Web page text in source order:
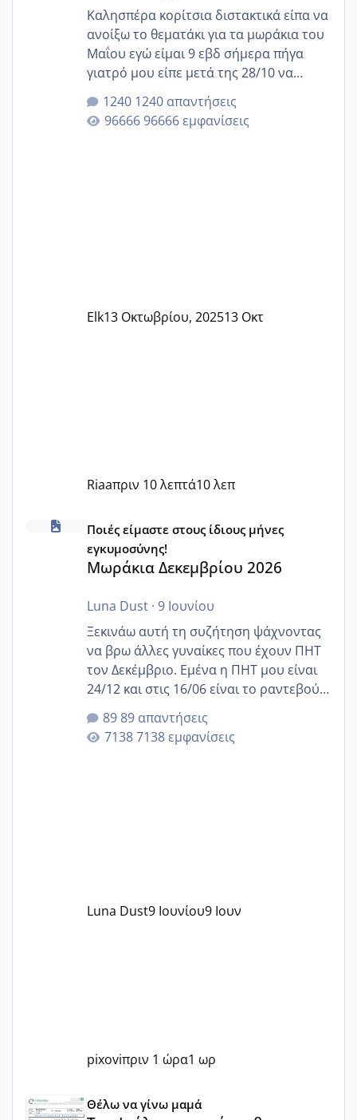
Καλησπέρα κορίτσια διστακτικά είπα να
ανοίξω το θεματάκι για τα μωράκια του
Μαΐου εγώ είμαι 9 εβδ σήμερα πήγα
γιατρό μου είπε μετά της 28/10 να
κλείσω ραντεβού για την αυχενική είναι
καμιά άλλη κοπέλα να γεννάει Μάιο ;;
1240 απαντήσεις
96666 εμφανίσεις
Elk13 Οκτωβρίου, 202513 Οκτ
Riaaπριν 10 λεπτά10 λεπ
Μωράκια Δεκεμβρίου 2026
Ποιές είμαστε στους ίδιους μήνες
εγκυμοσύνης!
Μωράκια Δεκεμβρίου 2026
Luna Dust· 9 Ιουνίου
Ξεκινάω αυτή τη συζήτηση ψάχνοντας
να βρω άλλες γυναίκες που έχουν ΠΗΤ
τον Δεκέμβριο. Εμένα η ΠΗΤ μου είναι
24/12 και στις 16/06 είναι το ραντεβού
της αυχενικής διαφάνειας. Έχω αρκετό
άγχος και οι μέρες δεν φαίνεται να
περνάνε με τίποτα.
89 απαντήσεις
7138 εμφανίσεις
Luna Dust9 Ιουνίου9 Ιουν
pixoviπριν 1 ώρα1 ωρ
Θέλω να γίνω μαμά